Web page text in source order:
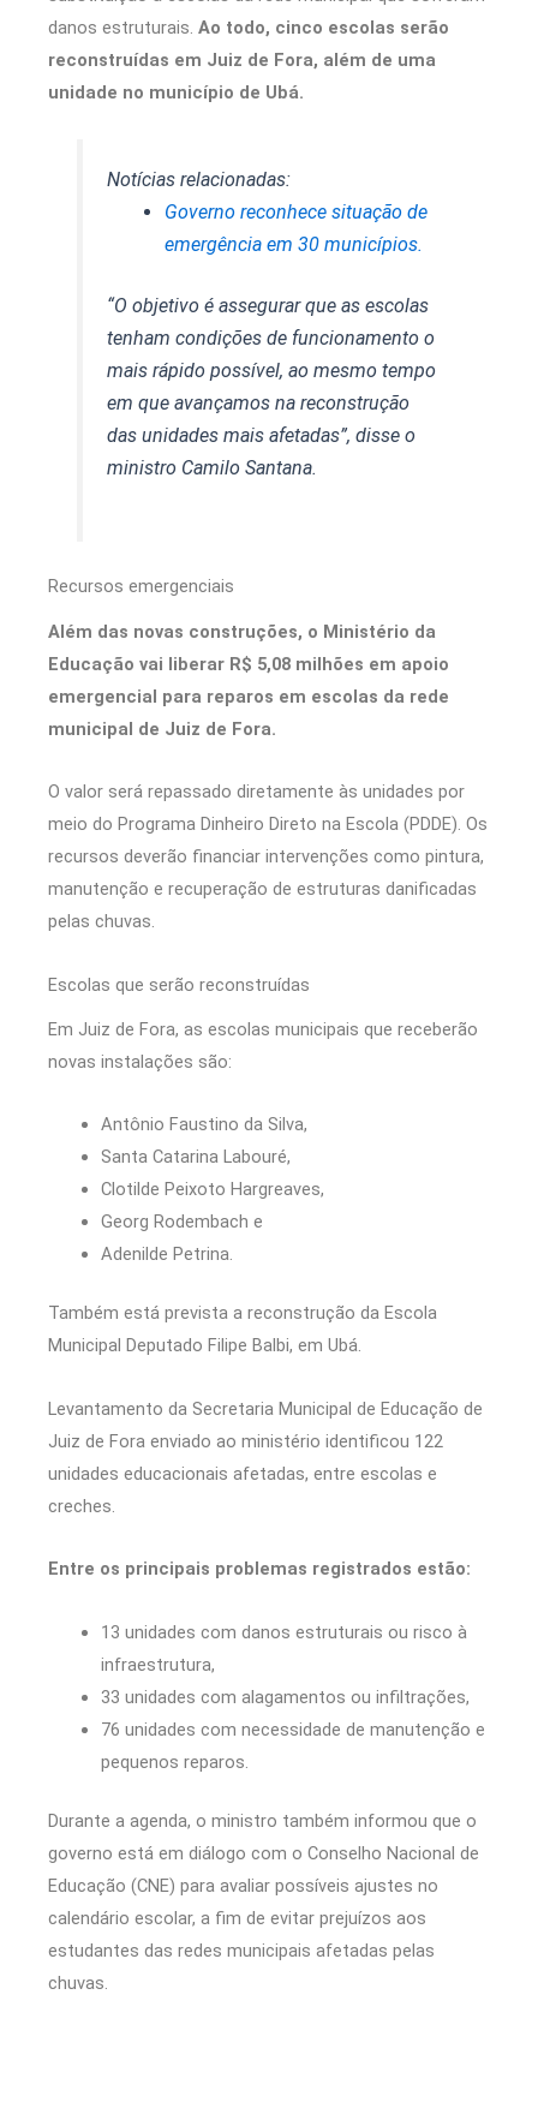
danos estruturais. Ao todo, cinco escolas serão
reconstruídas em Juiz de Fora, além de uma
unidade no município de Ubá.
Notícias relacionadas:
Governo reconhece situação de
emergência em 30 municípios.
“O objetivo é assegurar que as escolas
tenham condições de funcionamento o
mais rápido possível, ao mesmo tempo
em que avançamos na reconstrução
das unidades mais afetadas”, disse o
ministro Camilo Santana.
Recursos emergenciais
Além das novas construções, o Ministério da
Educação vai liberar R$ 5,08 milhões em apoio
emergencial para reparos em escolas da rede
municipal de Juiz de Fora.
O valor será repassado diretamente às unidades por
meio do Programa Dinheiro Direto na Escola (PDDE). Os
recursos deverão financiar intervenções como pintura,
manutenção e recuperação de estruturas danificadas
pelas chuvas.
Escolas que serão reconstruídas
Em Juiz de Fora, as escolas municipais que receberão
novas instalações são:
Antônio Faustino da Silva,
Santa Catarina Labouré,
Clotilde Peixoto Hargreaves,
Georg Rodembach e
Adenilde Petrina.
Também está prevista a reconstrução da Escola
Municipal Deputado Filipe Balbi, em Ubá.
Levantamento da Secretaria Municipal de Educação de
Juiz de Fora enviado ao ministério identificou 122
unidades educacionais afetadas, entre escolas e
creches.
Entre os principais problemas registrados estão:
13 unidades com danos estruturais ou risco à
infraestrutura,
33 unidades com alagamentos ou infiltrações,
76 unidades com necessidade de manutenção e
pequenos reparos.
Durante a agenda, o ministro também informou que o
governo está em diálogo com o Conselho Nacional de
Educação (CNE) para avaliar possíveis ajustes no
calendário escolar, a fim de evitar prejuízos aos
estudantes das redes municipais afetadas pelas
chuvas.